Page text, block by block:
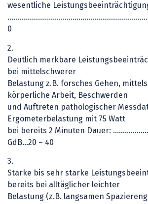
wesentliche
0
2.
Deutlich merkbare
bei mittelschwerer
Belastung z.B. forsches Gehen,
körperliche Arbeit, Beschwerden
und Auftreten pathologischer
Ergometerbelastung mit 75 Watt
bei bereits 2 Minuten Dauer:
GdB…20 – 40
3.
Starke bis sehr starke
bereits bei alltäglicher leichter
Belastung (z.B. langsamen